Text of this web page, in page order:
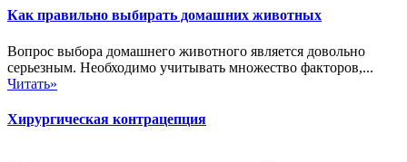
Как правильно выбирать домашних животных
Вопрос выбора домашнего животного является довольно
серьезным. Необходимо учитывать множество факторов,...
Читать»
Хирургическая контрацепция